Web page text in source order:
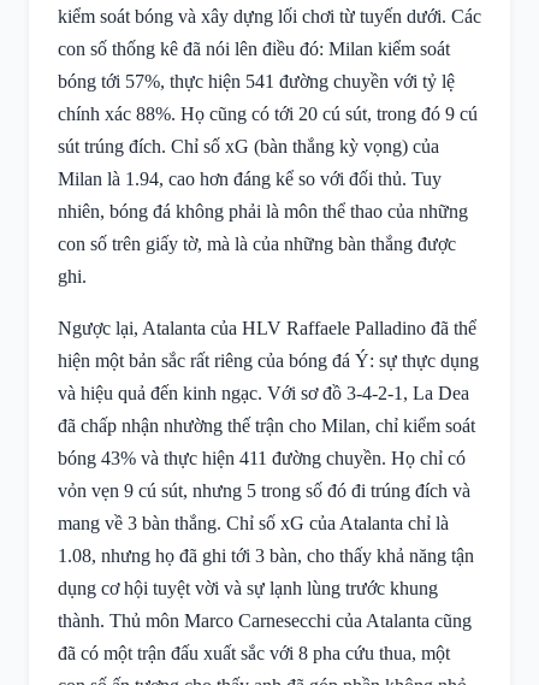
kiểm soát bóng và xây dựng lối chơi từ tuyến dưới. Các
con số thống kê đã nói lên điều đó: Milan kiểm soát
bóng tới 57%, thực hiện 541 đường chuyền với tỷ lệ
chính xác 88%. Họ cũng có tới 20 cú sút, trong đó 9 cú
sút trúng đích. Chỉ số xG (bàn thắng kỳ vọng) của
Milan là 1.94, cao hơn đáng kể so với đối thủ. Tuy
nhiên, bóng đá không phải là môn thể thao của những
con số trên giấy tờ, mà là của những bàn thắng được
ghi.
Ngược lại, Atalanta của HLV Raffaele Palladino đã thể
hiện một bản sắc rất riêng của bóng đá Ý: sự thực dụng
và hiệu quả đến kinh ngạc. Với sơ đồ 3-4-2-1, La Dea
đã chấp nhận nhường thế trận cho Milan, chỉ kiểm soát
bóng 43% và thực hiện 411 đường chuyền. Họ chỉ có
vỏn vẹn 9 cú sút, nhưng 5 trong số đó đi trúng đích và
mang về 3 bàn thắng. Chỉ số xG của Atalanta chỉ là
1.08, nhưng họ đã ghi tới 3 bàn, cho thấy khả năng tận
dụng cơ hội tuyệt vời và sự lạnh lùng trước khung
thành. Thủ môn Marco Carnesecchi của Atalanta cũng
đã có một trận đấu xuất sắc với 8 pha cứu thua, một